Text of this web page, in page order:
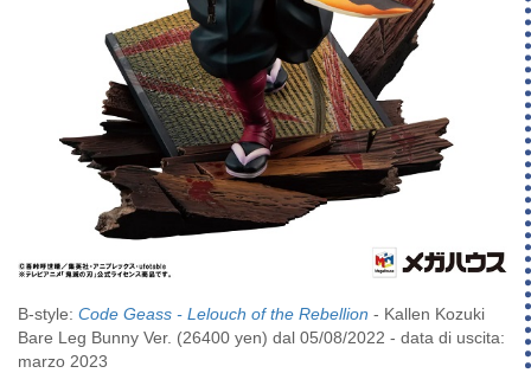
B-style: Code Geass - Lelouch of the Rebellion - Kallen Kozuki
Bare Leg Bunny Ver. (26400 yen) dal 05/08/2022 - data di uscita:
marzo 2023